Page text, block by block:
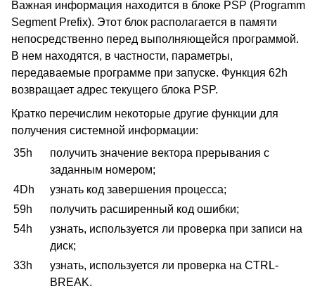
Важная информация находится в блоке PSP (Programm
Segment Prefix). Этот блок располагается в памяти
непосредственно перед выполняющейся программой.
В нем находятся, в частности, параметры,
передаваемые программе при запуске. Функция 62h
возвращает адрес текущего блока PSP.
Кратко перечислим некоторые другие функции для
получения системной информации:
35h
получить значение вектора прерывания с
заданным номером;
4Dh
узнать код завершения процесса;
59h
получить расширенный код ошибки;
54h
узнать, используется ли проверка при записи на
диск;
33h
узнать, используется ли проверка на CTRL-
BREAK.